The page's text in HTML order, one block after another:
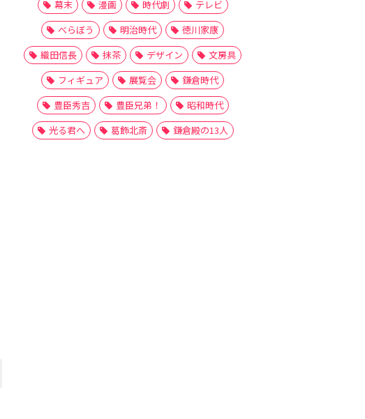
幕末
漫画 時代劇
テレビ
べらぼう
明治時代
徳川家康
織田信長
抹茶 デザイン
文房具
フィギュア
展覧会
鎌倉時代
豊臣秀吉
豊臣兄弟！
昭和時代
光る君へ
葛飾北斎 鎌倉殿の13人